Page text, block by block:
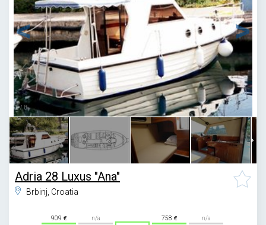
1/8
Adria 28 Luxus "Ana"
Brbinj, Croatia
909
n/a
758
n/a